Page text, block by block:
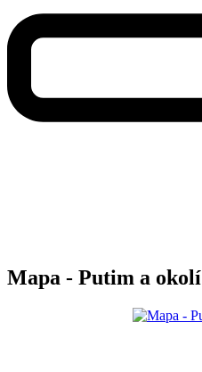
Mapa - Putim a okolí